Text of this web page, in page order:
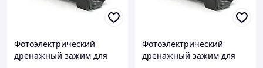
Фотоэлектрический
дренажный зажим для
Фотоэлектрический
дренажный зажим для